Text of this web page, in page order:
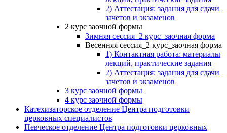
2) Аттестация: задания для сдачи
зачетов и экзаменов
2 курс заочной формы
Зимняя сессия_2 курс_заочная форма
Весенняя сессия_2 курс_заочная форма
1) Контактная работа: материалы
лекций, практические задания
2) Аттестация: задания для сдачи
зачетов и экзаменов
3 курс заочной формы
4 курс заочной формы
Катехизаторское отделение Центра подготовки
церковных специалистов
Певческое отделение Центра подготовки церковных